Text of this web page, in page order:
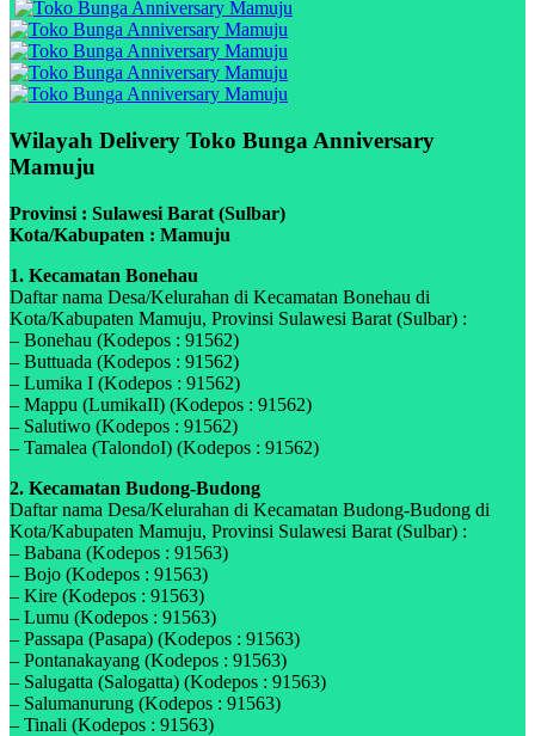
Wilayah Delivery Toko Bunga Anniversary
Mamuju
Provinsi : Sulawesi Barat (Sulbar)
Kota/Kabupaten : Mamuju
1. Kecamatan Bonehau
Daftar nama Desa/Kelurahan di Kecamatan Bonehau di
Kota/Kabupaten Mamuju, Provinsi Sulawesi Barat (Sulbar) :
– Bonehau (Kodepos : 91562)
– Buttuada (Kodepos : 91562)
– Lumika I (Kodepos : 91562)
– Mappu (LumikaII) (Kodepos : 91562)
– Salutiwo (Kodepos : 91562)
– Tamalea (TalondoI) (Kodepos : 91562)
2. Kecamatan Budong-Budong
Daftar nama Desa/Kelurahan di Kecamatan Budong-Budong di
Kota/Kabupaten Mamuju, Provinsi Sulawesi Barat (Sulbar) :
– Babana (Kodepos : 91563)
– Bojo (Kodepos : 91563)
– Kire (Kodepos : 91563)
– Lumu (Kodepos : 91563)
– Passapa (Pasapa) (Kodepos : 91563)
– Pontanakayang (Kodepos : 91563)
– Salugatta (Salogatta) (Kodepos : 91563)
– Salumanurung (Kodepos : 91563)
– Tinali (Kodepos : 91563)